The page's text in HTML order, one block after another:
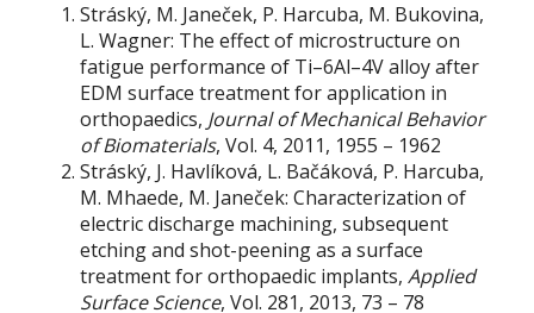
Stráský, M. Janeček, P. Harcuba, M. Bukovina,
L. Wagner: The effect of microstructure on
fatigue performance of Ti–6Al–4V alloy after
EDM surface treatment for application in
orthopaedics, Journal of Mechanical Behavior
of Biomaterials, Vol. 4, 2011, 1955 – 1962
Stráský, J. Havlíková, L. Bačáková, P. Harcuba,
M. Mhaede, M. Janeček: Characterization of
electric discharge machining, subsequent
etching and shot-peening as a surface
treatment for orthopaedic implants, Applied
Surface Science, Vol. 281, 2013, 73 – 78